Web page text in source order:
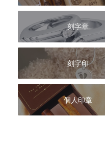
刻字章
刻字印
個人印章